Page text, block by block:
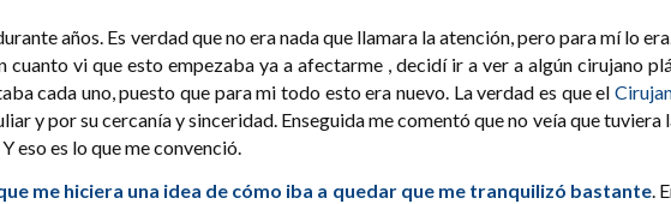
años. Es verdad que no era nada que llamara la atención, pero para mí lo
cuanto vi que esto empezaba ya a afectarme , decidí ir a ver a algún cirujano
cada uno, puesto que para mi todo esto era nuevo. La verdad es que el
y por su cercanía y sinceridad. Enseguida me comentó que no veía que tuviera
eso es lo que me convenció.
me hiciera una idea de cómo iba a quedar que me tranquilizó bastante.